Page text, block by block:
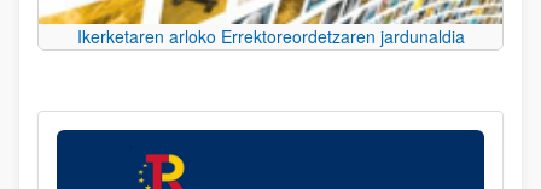
Ikerketaren arloko Errektoreordetzaren jardunaldia